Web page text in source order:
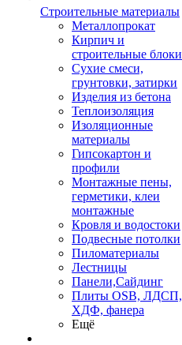
Строительные материалы
Металлопрокат
Кирпич и
строительные блоки
Сухие смеси,
грунтовки, затирки
Изделия из бетона
Теплоизоляция
Изоляционные
материалы
Гипсокартон и
профили
Монтажные пены,
герметики, клеи
монтажные
Кровля и водостоки
Подвесные потолки
Пиломатериалы
Лестницы
Панели,Сайдинг
Плиты OSB, ЛДСП,
ХДФ, фанера
Ещё